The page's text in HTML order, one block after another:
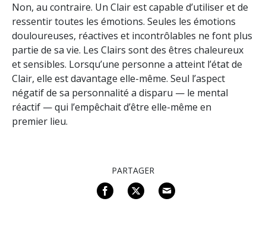
Non, au contraire. Un Clair est capable d’utiliser et de
ressentir toutes les émotions. Seules les émotions
douloureuses, réactives et incontrôlables ne font plus
partie de sa vie. Les Clairs sont des êtres chaleureux
et sensibles. Lorsqu’une personne a atteint l’état de
Clair, elle est davantage elle-même. Seul l’aspect
négatif de sa personnalité a disparu — le mental
réactif — qui l’empêchait d’être elle-même en
premier lieu.
PARTAGER